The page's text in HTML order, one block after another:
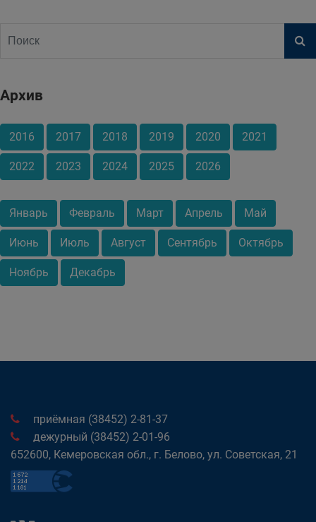
Архив
2016 2017 2018 2019 2020 2021
2022 2023 2024 2025 2026
Январь Февраль Март Апрель Май
Июнь Июль Август Сентябрь Октябрь
Ноябрь Декабрь
приёмная (38452) 2-81-37
дежурный (38452) 2-01-96
652600, Кемеровская обл., г. Белово, ул. Советская, 21